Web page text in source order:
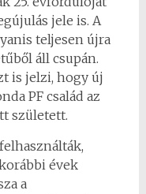
jele is. A
teljesen újra
áll csupán.
is jelzi, hogy új
PF család az
született.
évek
a